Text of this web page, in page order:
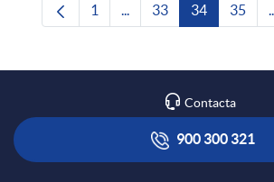
Página
1 ...Páginas intermedias
Página
33 Página
34 35
Contacta
900 300 321